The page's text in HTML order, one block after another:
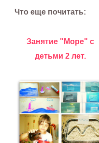
Что еще почитать:
Занятие "Море" с
детьми 2 лет.